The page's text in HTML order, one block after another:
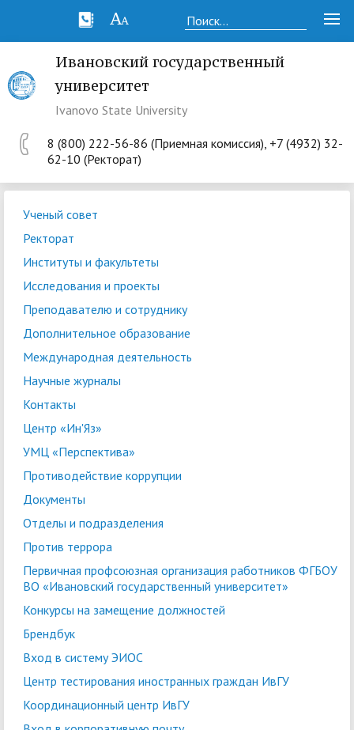
Ивановский государственный
университет
Ivanovo State University
8 (800) 222-56-86 (Приемная комиссия), +7 (4932) 32-
62-10 (Ректорат)
Ученый совет
Ректорат
Институты и факультеты
Исследования и проекты
Преподавателю и сотруднику
Дополнительное образование
Международная деятельность
Научные журналы
Контакты
Центр «Ин'Яз»
УМЦ «Перспектива»
Противодействие коррупции
Документы
Отделы и подразделения
Против террора
Первичная профсоюзная организация работников ФГБОУ
ВО «Ивановский государственный университет»
Конкурсы на замещение должностей
Брендбук
Вход в систему ЭИОС
Центр тестирования иностранных граждан ИвГУ
Координационный центр ИвГУ